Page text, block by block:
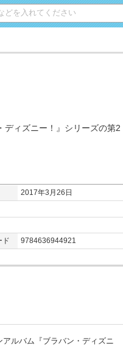
ディズニー！』シリーズの第2
2017年3月26日
ド
9784636944921
ルバム『ブラバン・ディズニ